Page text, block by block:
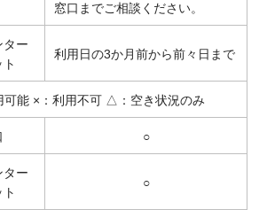
窓口までご相談ください。
ター
利用日の3か月前から前々日まで
可能 ×：利用不可 △：空き状況のみ
○
ター
○